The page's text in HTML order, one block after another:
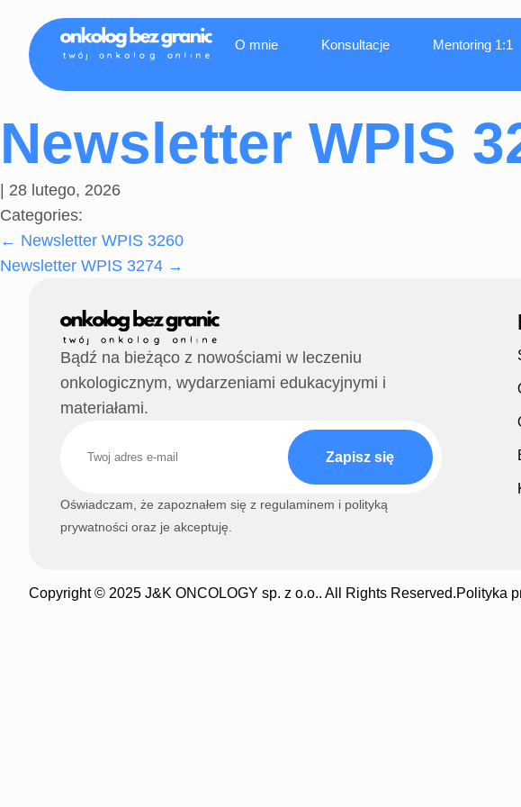
O mnie Konsultacje Mentoring 1:1
Newsletter WPIS
28 lutego, 2026
Categories:
← Newsletter WPIS 3260
Newsletter WPIS 3274 →
Bądź na bieżąco z nowościami w leczeniu
onkologicznym, wydarzeniami edukacyjnymi i
materiałami.
Zapisz się
Oświadczam, że zapoznałem się z regulaminem i polityką
prywatności oraz je akceptuję.
Copyright © 2025 J&K ONCOLOGY sp. z o.o.. All Rights Reserved.Polityka